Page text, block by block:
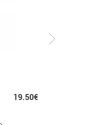
Disfraz de Hippie
Chaleco para niña
19.50€
ENTREGA
K-Pop